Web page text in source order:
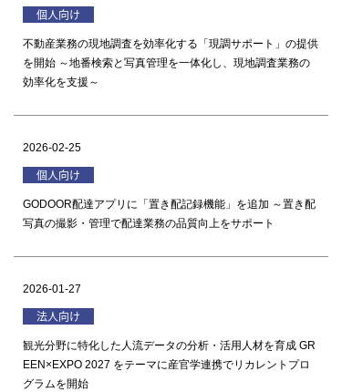
個人向け
不動産業務の現地調査を効率化する「現調サポート」の提供
を開始 ～地番検索と写真管理を一体化し、現地調査業務の
効率化を支援～
2026-02-25
個人向け
GODOOR配達アプリに「置き配記録機能」を追加 ～置き配
写真の撮影・管理で配達業務の品質向上をサポート
2026-01-27
法人向け
観光分野に特化した人流データの分析・活用人材を育成 GR
EEN×EXPO 2027 をテーマに産官学連携でリカレントプロ
グラムを開始